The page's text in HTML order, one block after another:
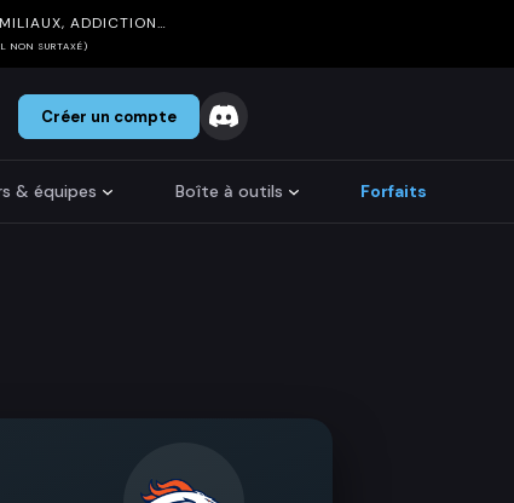
ADDICTION…
NON SURTAXÉ)
Créer un compte
& équipes Boîte à outils Forfaits